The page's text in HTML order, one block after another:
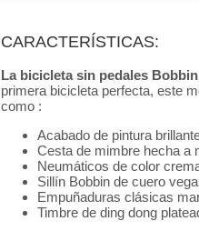
CARACTERÍSTICAS:
La bicicleta sin pedales
primera bicicleta perfecta, este
como :
Acabado de pintura
Cesta de mimbre hecha a
Neumáticos de color
Sillín Bobbin de cuero
Empuñaduras clásicas
Timbre de ding dong